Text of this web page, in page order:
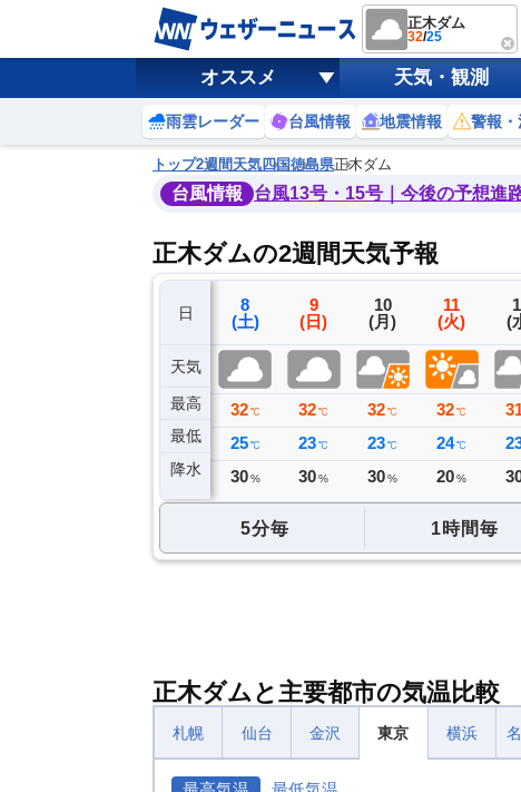
正木ダム
32/25
オススメ 天気・観測
雨雲レーダー 台風情報 地震情報 警報・
トップ2週間天気 四国徳島県正木ダム
台風情報 台風13号・15号｜今後の予想進
正木ダムの2週間天気予報
日
天気
最高
最低
降水
7
(金)
29℃
26℃
37 ミリ
8
(土)
32 ℃
25 ℃
30 %
9
(日)
32 ℃
23 ℃
30 %
10
(月)
32 ℃
23 ℃
30 %
11
(火)
32 ℃
24℃
20 %
(
5分毎 1時間毎
正木ダムと主要都市の気温比較
札幌 仙台 金沢 東京 横浜